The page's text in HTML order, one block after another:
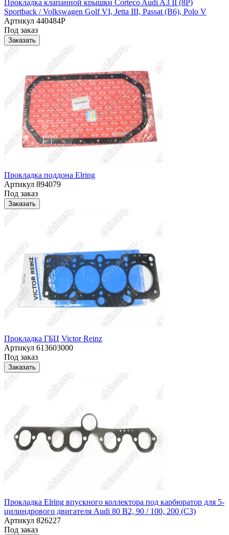
Прокладка клапанной крышки Corteco Audi A3 II (8P)
Sportback / Volkswagen Golf VI, Jetta III, Passat (B6), Polo V
Артикул 440484P
Под заказ
Заказать
Прокладка поддона Elring
Артикул 894079
Под заказ
Заказать
Прокладка ГБЦ Victor Reinz
Артикул 613603000
Под заказ
Заказать
Прокладка Elring впускного коллектора под карбюратор для 5-
цилиндрового двигателя Audi 80 B2, 90 / 100, 200 (C3)
Артикул 826227
Под заказ